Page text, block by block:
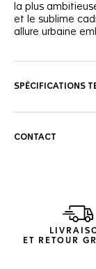
la plus
et le sublime
allure urbaine
résolument
SPÉCIFICATIONS
CONTACT
ET RETOUR